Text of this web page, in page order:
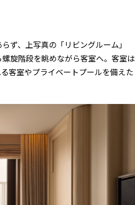
ず、上写真の「リビングルーム」
旋階段を眺めながら客室へ。客室は
客室やプライベートプールを備えた